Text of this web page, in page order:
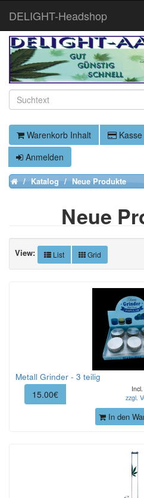
Warenkorb Inhalt Kasse
Anmelden
HomeKatalog Neue Produkte
Neue
View: List Grid
Metall Grinder - 3 teilig
15.00€
zzgl.
In den
DELIGHT-Headshop